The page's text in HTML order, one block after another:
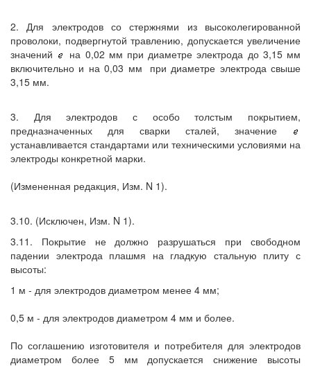
2. Для электродов со стержнями из высоколегированной
проволоки, подвергнутой травлению, допускается увеличение
значений
на 0,02 мм при диаметре электрода до 3,15 мм
включительно и на 0,03 мм
при диаметре электрода свыше
3,15 мм.
3. Для электродов с особо толстым покрытием,
предназначенных для сварки сталей, значение
устанавливается стандартами или техническими условиями на
электроды конкретной марки.
(Измененная редакция, Изм. N 1).
3.10. (Исключен, Изм. N 1).
3.11. Покрытие не должно разрушаться при свободном
падении электрода плашмя на гладкую стальную плиту с
высоты:
1 м - для электродов диаметром менее 4 мм;
0,5 м - для электродов диаметром 4 мм и более.
По соглашению изготовителя и потребителя для электродов
диаметром более 5 мм допускается снижение высоты